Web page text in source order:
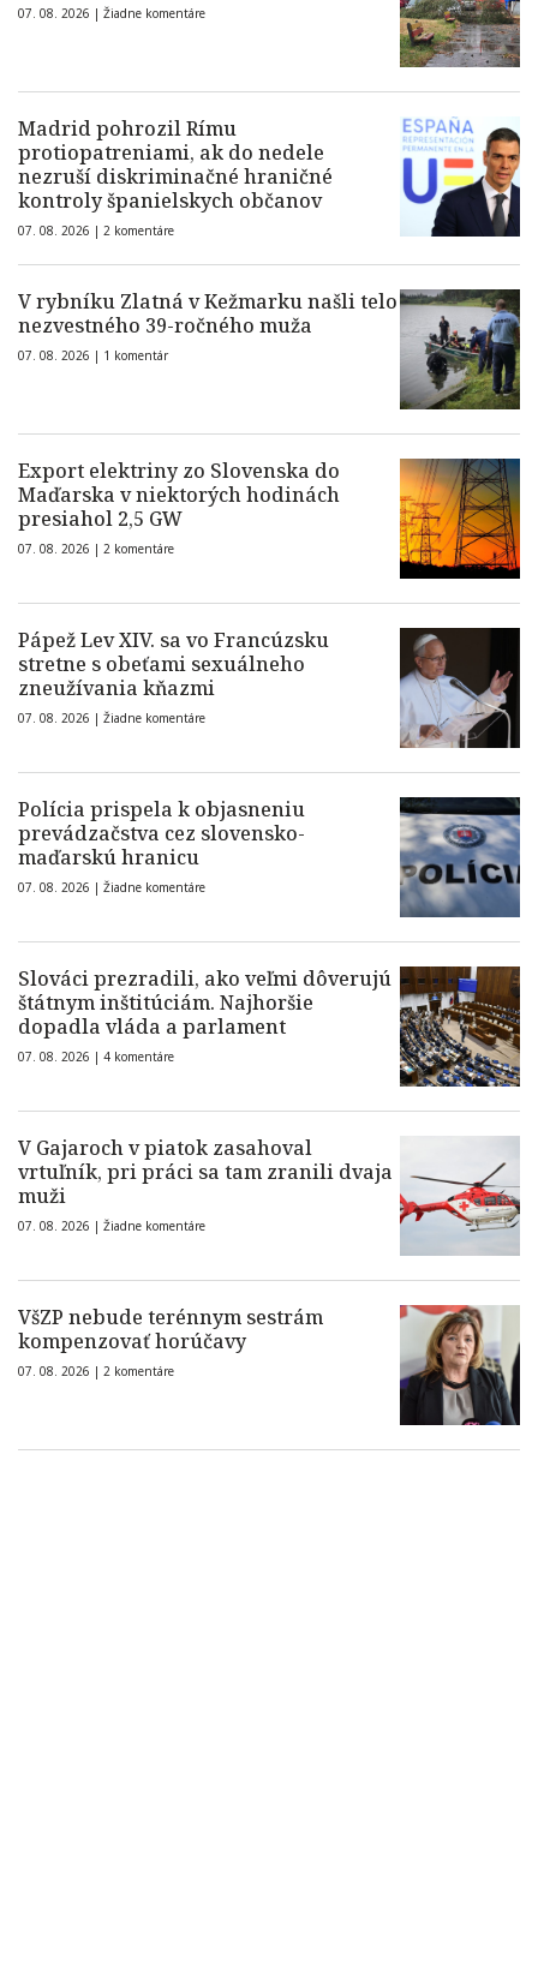
07. 08. 2026 | Žiadne komentáre
Madrid pohrozil Rímu
protiopatreniami, ak do nedele
nezruší diskriminačné hraničné
kontroly španielskych občanov
07. 08. 2026 | 2 komentáre
V rybníku Zlatná v Kežmarku našli telo
nezvestného 39-ročného muža
07. 08. 2026 | 1 komentár
Export elektriny zo Slovenska do
Maďarska v niektorých hodinách
presiahol 2,5 GW
07. 08. 2026 | 2 komentáre
Pápež Lev XIV. sa vo Francúzsku
stretne s obeťami sexuálneho
zneužívania kňazmi
07. 08. 2026 | Žiadne komentáre
Polícia prispela k objasneniu
prevádzačstva cez slovensko-
maďarskú hranicu
07. 08. 2026 | Žiadne komentáre
Slováci prezradili, ako veľmi dôverujú
štátnym inštitúciám. Najhoršie
dopadla vláda a parlament
07. 08. 2026 | 4 komentáre
V Gajaroch v piatok zasahoval
vrtuľník, pri práci sa tam zranili dvaja
muži
07. 08. 2026 | Žiadne komentáre
VšZP nebude terénnym sestrám
kompenzovať horúčavy
07. 08. 2026 | 2 komentáre